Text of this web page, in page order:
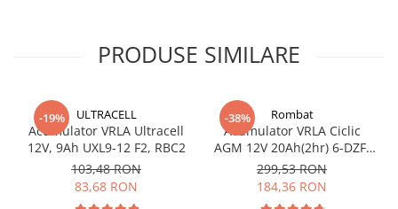
PRODUSE SIMILARE
-19% ULTRACELL
Acumulator VRLA Ultracell
12V, 9Ah UXL9-12 F2, RBC2
103,48 RON
83,68 RON
-38% Rombat
Acumulator VRLA Ciclic
AGM 12V 20Ah(2hr) 6-DZF-
20 / 6-DZM-20 pentru
biciclete electrice
299,53 RON
184,36 RON